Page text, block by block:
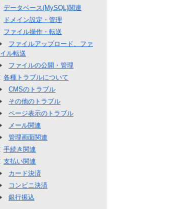
データベース(MySQL)関連
ドメイン設定・管理
ファイル操作・転送
ファイルアップロード、ファ
イル転送
ファイルの公開・管理
各種トラブルについて
CMSのトラブル
その他のトラブル
ページ表示のトラブル
メール関連
管理画面関連
手続き関連
支払い関連
カード決済
コンビニ決済
銀行振込